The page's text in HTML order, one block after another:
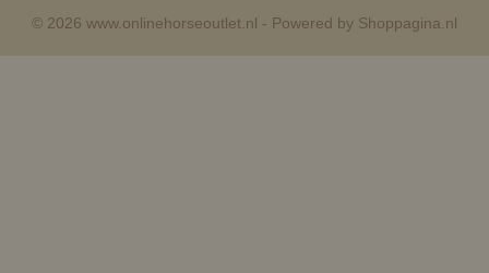
© 2026 www.onlinehorseoutlet.nl - Powered by Shoppagina.nl